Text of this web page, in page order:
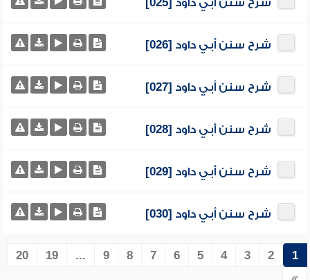
شرح سنن أبي داود [025]
شرح سنن أبي داود [026]
شرح سنن أبي داود [027]
شرح سنن أبي داود [028]
شرح سنن أبي داود [029]
شرح سنن أبي داود [030]
1
2
3
4
5
6
7
8
9
...
19
20